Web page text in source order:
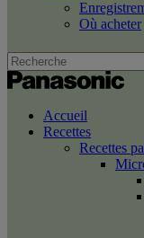
Où acheter
Accueil
Recettes
Recettes